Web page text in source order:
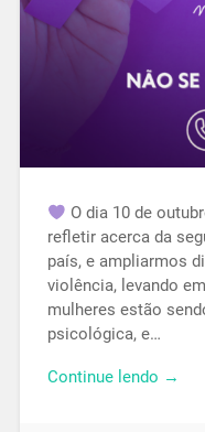
O dia 10 de
refletir acerca da
país, e ampliarmos
violência, levando
mulheres estão
psicológica, e…
Continue lendo →